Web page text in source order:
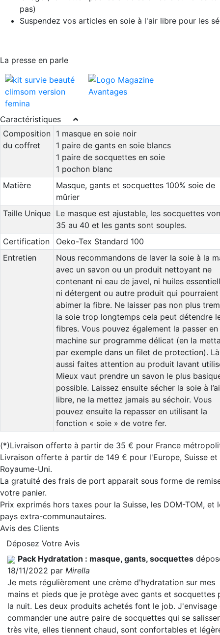
pas)
Suspendez vos articles en soie à l'air libre pour les
La presse en parle
Caractéristiques
Composition
du coffret
1 masque en soie noir
1 paire de gants en soie blancs
1 paire de socquettes en soie
1 pochon blanc
Matière
Masque, gants et socquettes 100% soie de
mûrier
Taille Unique
Le masque est ajustable, les socquettes
35 au 40 et les gants sont souples.
Certification
Oeko-Tex Standard 100
Entretien
Nous recommandons de laver la soie à la
avec un savon ou un produit nettoyant ne
contenant ni eau de javel, ni huiles
ni détergent ou autre produit qui pourraient
abimer la fibre. Ne laisser pas non plus
la soie trop longtemps cela peut détendre
fibres. Vous pouvez également la passer en
machine sur programme délicat (en la
par exemple dans un filet de protection). Là
aussi faites attention au produit lavant
Mieux vaut prendre un savon le plus
possible. Laissez ensuite sécher la soie à
libre, ne la mettez jamais au séchoir. Vous
pouvez ensuite la repasser en utilisant la
fonction « soie » de votre fer.
(*)Livraison offerte à partir de 35 € pour France
Livraison offerte à partir de 149 € pour l'Europe, Suisse et
Royaume-Uni.
La gratuité des frais de port apparait sous forme de
votre panier.
Prix exprimés hors taxes pour la Suisse, les DOM-TOM, et
pays extra-communautaires.
Avis des Clients
Déposez Votre Avis
Pack Hydratation : masque, gants, socquettes
18/11/2022 par Mirella
Je mets régulièrement une crème d'hydratation sur mes
mains et pieds que je protège avec gants et socquettes
la nuit. Les deux produits achetés font le job. J'envisage
commander une autre paire de socquettes qui se
très vite, elles tiennent chaud, sont confortables et